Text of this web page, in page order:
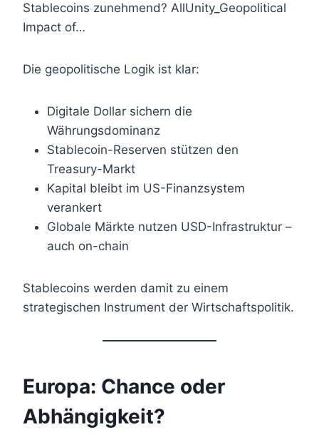
Stablecoins zunehmend? AllUnity_Geopolitical
Impact of…
Die geopolitische Logik ist klar:
Digitale Dollar sichern die
Währungsdominanz
Stablecoin-Reserven stützen den
Treasury-Markt
Kapital bleibt im US-Finanzsystem
verankert
Globale Märkte nutzen USD-Infrastruktur –
auch on-chain
Stablecoins werden damit zu einem
strategischen Instrument der Wirtschaftspolitik.
Europa: Chance oder
Abhängigkeit?